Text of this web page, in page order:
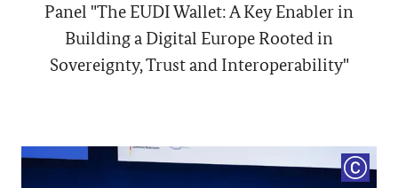
Panel "The EUDI Wallet: A Key Enabler in
Building a Digital Europe Rooted in
Sovereignty, Trust and Interoperability"